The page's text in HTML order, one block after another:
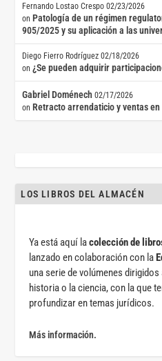
Fernando Lostao Crespo 02/23/2026
on Patología de un régimen
905/2025 y su aplicación a las
Diego Fierro Rodríguez 02/18/2026
on¿Se pueden adquirir
Gabriel Doménech 02/17/2026
on Retracto arrendaticio y ventas en
LOS LIBROS DEL ALMACÉN
Ya está aquí lacolección de
lanzado en colaboración con la
una serie de volúmenes
historia o la ciencia, con la que
profundizar en temas jurídicos.
Más información.